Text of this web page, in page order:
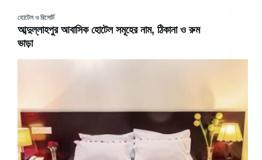
হোটেল ও রিসোর্ট
আব্দুল্লাহপুর আবাসিক হোটেল সমূহের নাম, ঠিকানা ও রুম
ভাড়া